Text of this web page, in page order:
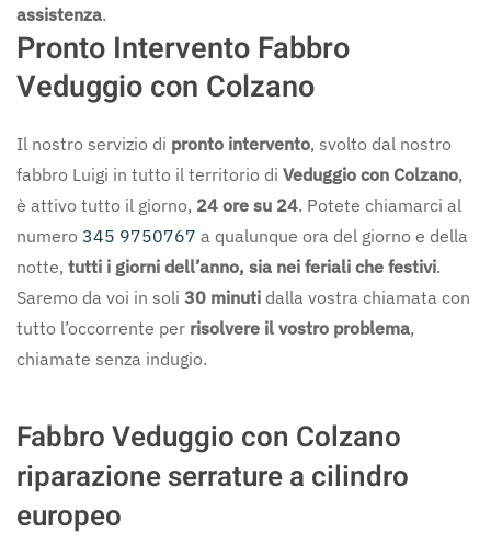
assistenza.
Pronto Intervento Fabbro
Veduggio con Colzano
Il nostro servizio di pronto intervento, svolto dal nostro
fabbro Luigi in tutto il territorio di Veduggio con Colzano,
è attivo tutto il giorno, 24 ore su 24. Potete chiamarci al
numero 345 9750767 a qualunque ora del giorno e della
notte, tutti i giorni dell’anno, sia nei feriali che festivi.
Saremo da voi in soli 30 minuti dalla vostra chiamata con
tutto l’occorrente per risolvere il vostro problema,
chiamate senza indugio.
Fabbro Veduggio con Colzano
riparazione serrature a cilindro
europeo